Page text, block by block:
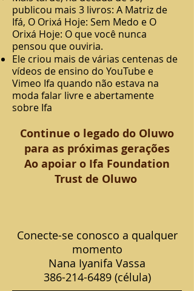
publicou mais 3 livros: A Matriz de
Ifá, O Orixá Hoje: Sem Medo e O
Orixá Hoje: O que você nunca
pensou que ouviria.
Ele criou mais de várias centenas de
vídeos de ensino do YouTube e
Vimeo Ifa quando não estava na
moda falar livre e abertamente
sobre Ifa
Continue o legado do Oluwo
para as próximas gerações
Ao apoiar o Ifa Foundation
Trust de Oluwo ​
Conecte-se conosco a qualquer
momento
Nana Iyanifa Vassa
386-214-6489(célula)